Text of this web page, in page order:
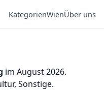
KategorienWienÜber uns
im August 2026.
Sonstige.